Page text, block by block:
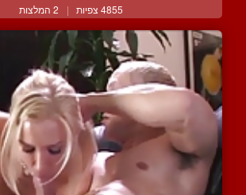
4855 צפיות | 2 המלצות